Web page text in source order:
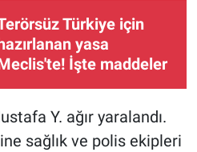
Türkiye için
yasa
İşte maddeler
Y. ağır yaralandı.
sağlık ve polis ekipleri